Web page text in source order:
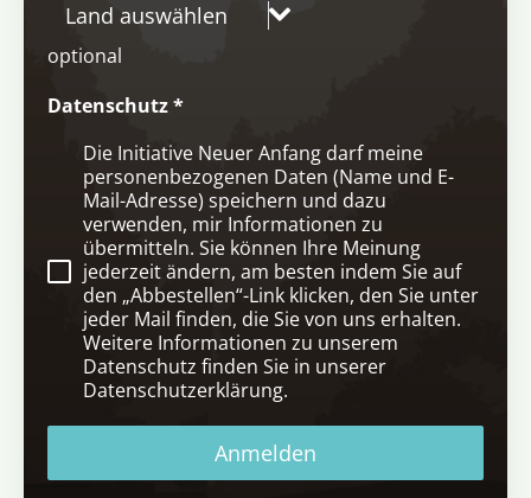
Land auswählen
optional
Datenschutz*
Die Initiative Neuer Anfang darf meine
personenbezogenen Daten (Name und E-
Mail-Adresse) speichern und dazu
verwenden, mir Informationen zu
übermitteln. Sie können Ihre Meinung
jederzeit ändern, am besten indem Sie auf
den „Abbestellen“-Link klicken, den Sie unter
jeder Mail finden, die Sie von uns erhalten.
Weitere Informationen zu unserem
Datenschutz finden Sie in unserer
Datenschutzerklärung.
Anmelden